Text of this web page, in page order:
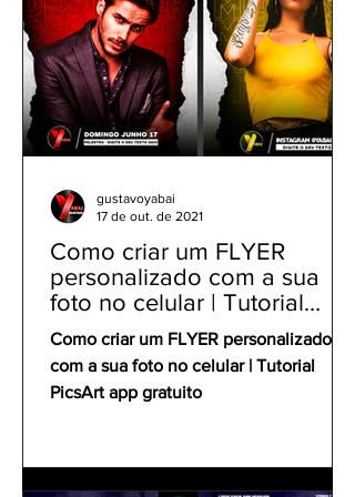
Como criar um FLYER
personalizado com a sua
foto no celular | Tutorial
PicsArt app gratuito
Como criar um FLYER personalizado
com a sua foto no celular | Tutorial
PicsArt app gratuito
gustavoyabai
17 de out. de 2021